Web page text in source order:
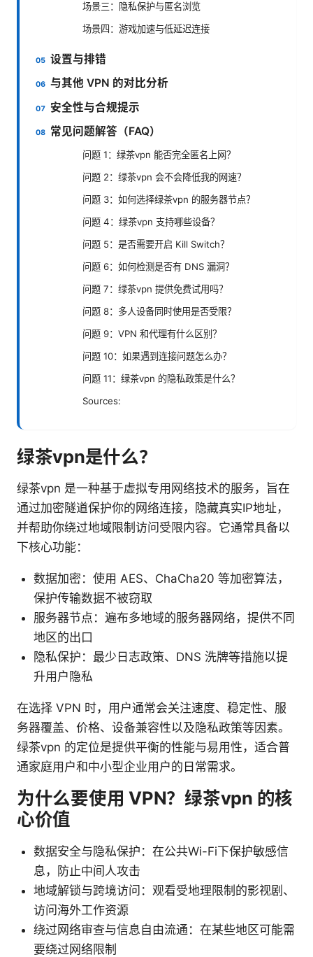
场景三：隐私保护与匿名浏览
场景四：游戏加速与低延迟连接
设置与排错
与其他 VPN 的对比分析
安全性与合规提示
常见问题解答（FAQ）
问题 1：绿茶vpn 能否完全匿名上网？
问题 2：绿茶vpn 会不会降低我的网速？
问题 3：如何选择绿茶vpn 的服务器节点？
问题 4：绿茶vpn 支持哪些设备？
问题 5：是否需要开启 Kill Switch？
问题 6：如何检测是否有 DNS 漏洞？
问题 7：绿茶vpn 提供免费试用吗？
问题 8：多人设备同时使用是否受限？
问题 9：VPN 和代理有什么区别？
问题 10：如果遇到连接问题怎么办？
问题 11：绿茶vpn 的隐私政策是什么？
Sources:
绿茶vpn是什么？
绿茶vpn 是一种基于虚拟专用网络技术的服务，旨在
通过加密隧道保护你的网络连接，隐藏真实IP地址，
并帮助你绕过地域限制访问受限内容。它通常具备以
下核心功能：
数据加密：使用 AES、ChaCha20 等加密算法，
保护传输数据不被窃取
服务器节点：遍布多地域的服务器网络，提供不同
地区的出口
隐私保护：最少日志政策、DNS 洗牌等措施以提
升用户隐私
在选择 VPN 时，用户通常会关注速度、稳定性、服
务器覆盖、价格、设备兼容性以及隐私政策等因素。
绿茶vpn 的定位是提供平衡的性能与易用性，适合普
通家庭用户和中小型企业用户的日常需求。
为什么要使用 VPN？绿茶vpn 的核
心价值
数据安全与隐私保护：在公共Wi-Fi下保护敏感信
息，防止中间人攻击
地域解锁与跨境访问：观看受地理限制的影视剧、
访问海外工作资源
绕过网络审查与信息自由流通：在某些地区可能需
要绕过网络限制